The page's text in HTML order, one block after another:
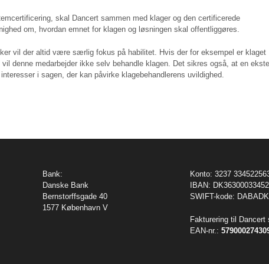
skal Dancert sammen med klager og den certificerede
om, hvordan emnet for klagen og løsningen skal offentliggøres.
vil der altid være særlig fokus på habilitet. Hvis der for eksempel er klaget
denne medarbejder ikke selv behandle klagen. Det sikres også, at en
i sagen, der kan påvirke klagebehandlerens uvildighed.
Bank:
Danske Bank
Bernstorffsgade 40
1577 København V
Konto: 3237
IBAN:
SWIFT-kode:
Fakturering til
EAN-nr.: